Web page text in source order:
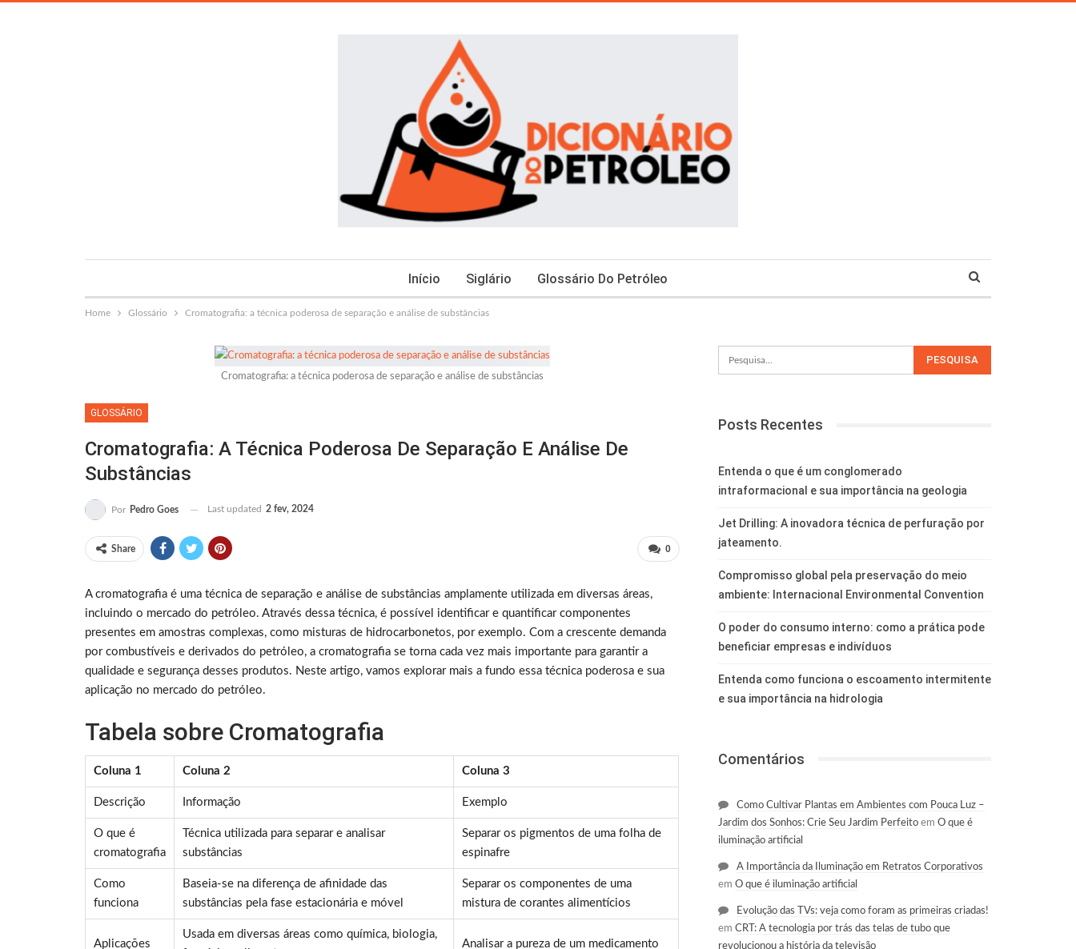
Início Siglário Glossário Do Petróleo
Home Glossário Cromatografia: a técnica poderosa de separação e análise de substâncias
Cromatografia: a técnica poderosa de separação e análise de substâncias
GLOSSÁRIO
Cromatografia: A Técnica Poderosa De Separação E Análise De
Substâncias
Por Pedro Goes Last updated 2 fev, 2024
0
Share
A cromatografia é uma técnica de separação e análise de substâncias amplamente utilizada em diversas áreas,
incluindo o mercado do petróleo. Através dessa técnica, é possível identificar e quantificar componentes
presentes em amostras complexas, como misturas de hidrocarbonetos, por exemplo. Com a crescente demanda
por combustíveis e derivados do petróleo, a cromatografia se torna cada vez mais importante para garantir a
qualidade e segurança desses produtos. Neste artigo, vamos explorar mais a fundo essa técnica poderosa e sua
aplicação no mercado do petróleo.
Tabela sobre Cromatografia
Coluna 1 Coluna 2 Coluna 3
Descrição Informação Exemplo
O que é
cromatografia
Técnica utilizada para separar e analisar
substâncias
Separar os pigmentos de uma folha de
espinafre
Como
funciona
Baseia-se na diferença de afinidade das
substâncias pela fase estacionária e móvel
Separar os componentes de uma
mistura de corantes alimentícios
Aplicações
Usada em diversas áreas como química, biologia,
Analisar a pureza de um medicamento
Posts Recentes
Entenda o que é um conglomerado
intraformacional e sua importância na geologia
Jet Drilling: A inovadora técnica de perfuração por
jateamento.
Compromisso global pela preservação do meio
ambiente: Internacional Environmental Convention
O poder do consumo interno: como a prática pode
beneficiar empresas e indivíduos
Entenda como funciona o escoamento intermitente
e sua importância na hidrologia
Comentários
Como Cultivar Plantas em Ambientes com Pouca Luz –
Jardim dos Sonhos: Crie Seu Jardim Perfeitoem O que é
iluminação artificial
A Importância da Iluminação em Retratos Corporativos
em O que é iluminação artificial
Evolução das TVs: veja como foram as primeiras criadas!
em CRT: A tecnologia por trás das telas de tubo que
revolucionou a história da televisão